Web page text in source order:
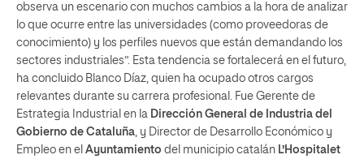
observa un escenario con muchos cambios a la hora de analizar
lo que ocurre entre las universidades (como proveedoras de
conocimiento) y los perfiles nuevos que están demandando los
sectores industriales”. Esta tendencia se fortalecerá en el futuro,
ha concluido Blanco Díaz, quien ha ocupado otros cargos
relevantes durante su carrera profesional. Fue Gerente de
Estrategia Industrial en la Dirección General de Industria del
Gobierno de Cataluña , y Director de Desarrollo Económico y
Empleo en el Ayuntamiento del municipio catalán L’Hospitalet